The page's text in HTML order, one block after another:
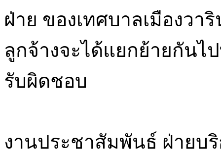
ฝ่าย ของเทศบาลเมืองว
ลูกจ้างจะได้แยกย้ายกันไ
รับผิดชอบ
งานประชาสัมพันธ์ ฝ่ายบ